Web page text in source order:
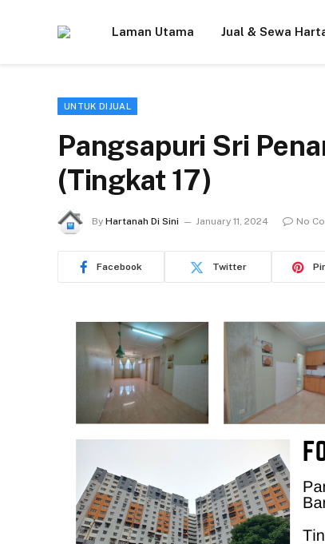
Laman Utama Jual & Sewa
UNTUK DIJUAL
Pangsapuri Sri
(Tingkat 17)
By Hartanah Di Sini January 11, 2024 No
Facebook Twitter